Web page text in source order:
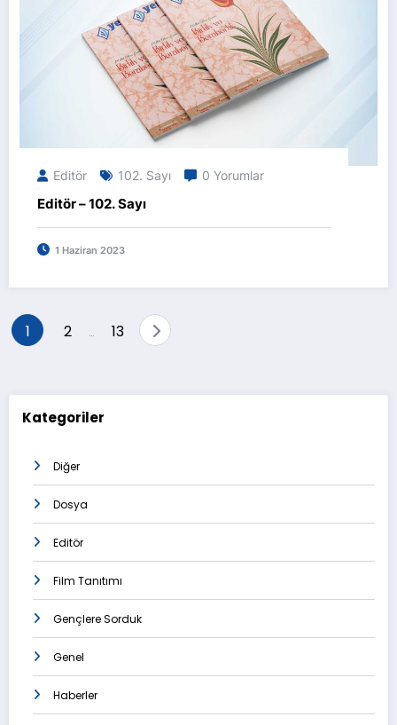
Editör 102. Sayı 0 Yorumlar
Editör – 102. Sayı
1 Haziran 2023
Yazı
1 2 … 13
Kategoriler
Diğer
Dosya
Editör
Film Tanıtımı
Gençlere Sorduk
Genel
Haberler